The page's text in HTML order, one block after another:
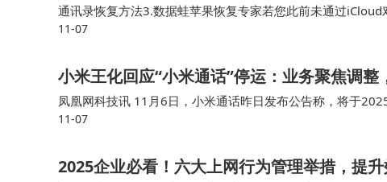
通讯录恢复方法3.数据蛙苹果恢复专家若您此前未通过
复工具。要是你之前在手机上备份过通讯录，那找回通讯录
11-07
小米王化回应“小米通话”停运：业务聚焦调整
凤凰网科技讯 11月6日，小米通话昨日发布公告称，将于
对此，小米公关负责人王化发文表示：“小米通话”作为小米即
11-07
2025企业必看！六大上网行为管理举措，提